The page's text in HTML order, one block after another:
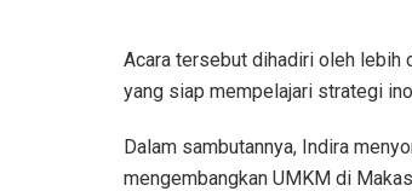
Acara tersebut dihadiri oleh lebih
yang siap mempelajari strategi
Dalam sambutannya, Indira
mengembangkan UMKM di